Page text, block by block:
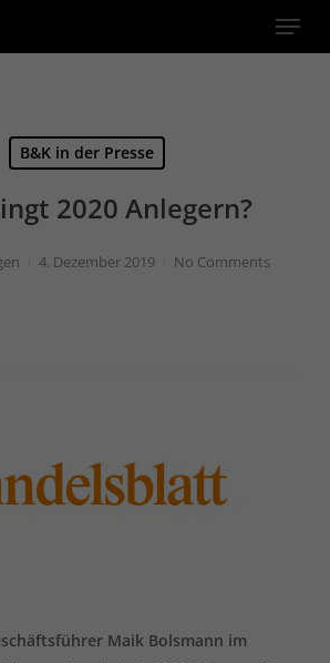
Menu
B&K in der Presse
2020 Anlegern?
4. Dezember 2019 No Comments
Maik Bolsmann im